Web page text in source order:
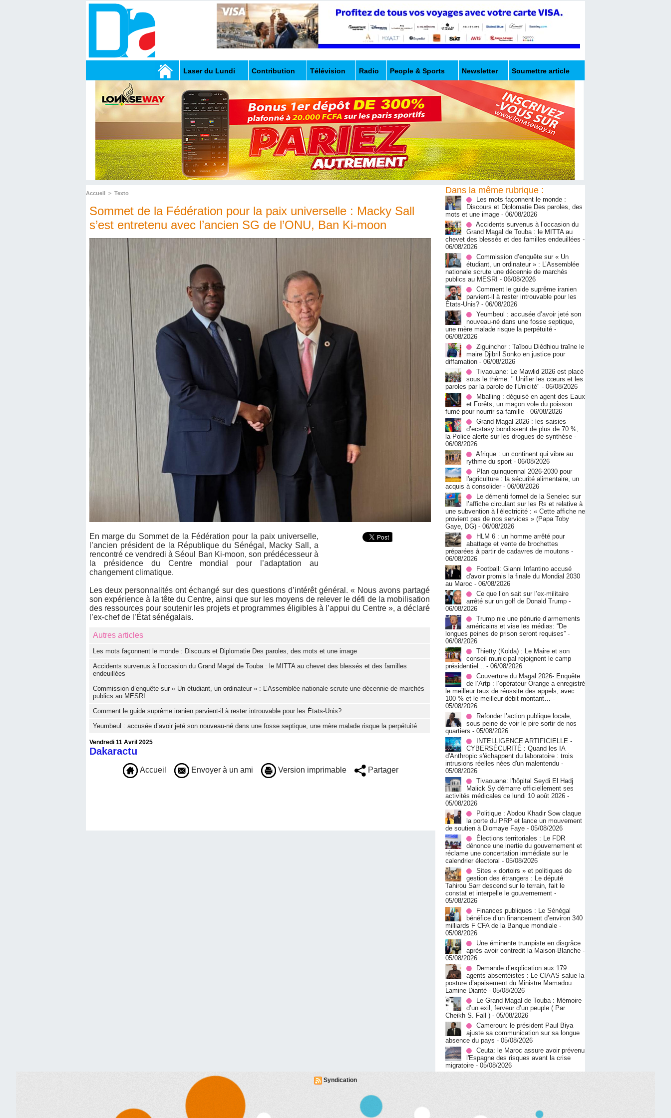
Laser du Lundi Contribution Télévision Radio People & Sports Newsletter Soumettre article
Accueil > Texto
Sommet de la Fédération pour la paix universelle : Macky Sall
s’est entretenu avec l’ancien SG de l’ONU, Ban Ki-moon
En marge du Sommet de la Fédération pour la paix universelle,
l’ancien président de la République du Sénégal, Macky Sall, a
rencontré ce vendredi à Séoul Ban Ki-moon, son prédécesseur à
la présidence du Centre mondial pour l’adaptation au
changement climatique.
Les deux personnalités ont échangé sur des questions d’intérêt général. « Nous avons partagé
son expérience à la tête du Centre, ainsi que sur les moyens de relever le défi de la mobilisation
des ressources pour soutenir les projets et programmes éligibles à l’appui du Centre », a déclaré
l’ex-chef de l’État sénégalais.
Autres articles
Les mots façonnent le monde : Discours et Diplomatie Des paroles, des mots et une image
Accidents survenus à l’occasion du Grand Magal de Touba : le MITTA au chevet des blessés et des familles
endeuillées
Commission d’enquête sur « Un étudiant, un ordinateur » : L’Assemblée nationale scrute une décennie de marchés
publics au MESRI
Comment le guide suprême iranien parvient-il à rester introuvable pour les États-Unis?
Yeumbeul : accusée d’avoir jeté son nouveau-né dans une fosse septique, une mère malade risque la perpétuité
Vendredi 11 Avril 2025
Dakaractu
Accueil Envoyer à un ami Version imprimable Partager
Dans la même rubrique :
Les mots façonnent le monde :
Discours et Diplomatie Des paroles, des
mots et une image - 06/08/2026
Accidents survenus à l’occasion du
Grand Magal de Touba : le MITTA au
chevet des blessés et des familles endeuillées -
06/08/2026
Commission d’enquête sur « Un
étudiant, un ordinateur » : L’Assemblée
nationale scrute une décennie de marchés
publics au MESRI - 06/08/2026
Comment le guide suprême iranien
parvient-il à rester introuvable pour les
États-Unis? - 06/08/2026
Yeumbeul : accusée d’avoir jeté son
nouveau-né dans une fosse septique,
une mère malade risque la perpétuité -
06/08/2026
Ziguinchor : Taïbou Diédhiou traîne le
maire Djibril Sonko en justice pour
diffamation - 06/08/2026
Tivaouane: Le Mawlid 2026 est placé
sous le thème: " Unifier les cœurs et les
paroles par la parole de l'Unicité" - 06/08/2026
Mballing : déguisé en agent des Eaux
et Forêts, un maçon vole du poisson
fumé pour nourrir sa famille - 06/08/2026
Grand Magal 2026 : les saisies
d’ecstasy bondissent de plus de 70 %,
la Police alerte sur les drogues de synthèse -
06/08/2026
Afrique : un continent qui vibre au
rythme du sport - 06/08/2026
Plan quinquennal 2026-2030 pour
l'agriculture : la sécurité alimentaire, un
acquis à consolider - 06/08/2026
Le démenti formel de la Senelec sur
l’affiche circulant sur les Rs et relative à
une subvention à l’électricité : « Cette affiche ne
provient pas de nos services » (Papa Toby
Gaye, DG) - 06/08/2026
HLM 6 : un homme arrêté pour
abattage et vente de brochettes
préparées à partir de cadavres de moutons -
06/08/2026
Football: Gianni Infantino accusé
d'avoir promis la finale du Mondial 2030
au Maroc - 06/08/2026
Ce que l’on sait sur l’ex-militaire
arrêté sur un golf de Donald Trump -
06/08/2026
Trump nie une pénurie d’armements
américains et vise les médias: “De
longues peines de prison seront requises” -
06/08/2026
‎Thietty (Kolda) : Le Maire et son
conseil municipal rejoignent le camp
présidentiel... - 06/08/2026
Couverture du Magal 2026- Enquête
de l’Artp : l’opérateur Orange a enregistré
le meilleur taux de réussite des appels, avec
100 % et le meilleur débit montant… -
05/08/2026
Refonder l’action publique locale,
sous peine de voir le pire sortir de nos
quartiers - 05/08/2026
INTELLIGENCE ARTIFICIELLE -
CYBERSÉCURITÉ : Quand les IA
d'Anthropic s'échappent du laboratoire : trois
intrusions réelles nées d'un malentendu -
05/08/2026
Tivaouane: l'hôpital Seydi El Hadj
Malick Sy démarre officiellement ses
activités médicales ce lundi 10 août 2026 -
05/08/2026
Politique : Abdou Khadir Sow claque
la porte du PRP et lance un mouvement
de soutien à Diomaye Faye - 05/08/2026
Élections territoriales : Le FDR
dénonce une inertie du gouvernement et
réclame une concertation immédiate sur le
calendrier électoral - 05/08/2026
Sites « dortoirs » et politiques de
gestion des étrangers : Le député
Tahirou Sarr descend sur le terrain, fait le
constat et interpelle le gouvernement -
05/08/2026
Finances publiques : Le Sénégal
bénéfice d’un financement d’environ 340
milliards F CFA de la Banque mondiale -
05/08/2026
Une éminente trumpiste en disgrâce
après avoir contredit la Maison-Blanche -
05/08/2026
Demande d’explication aux 179
agents absentéistes : Le CIAAS salue la
posture d’apaisement du Ministre Mamadou
Lamine Dianté - 05/08/2026
Le Grand Magal de Touba : Mémoire
d’un exil, ferveur d’un peuple ( Par
Cheikh S. Fall ) - 05/08/2026
Cameroun: le président Paul Biya
ajuste sa communication sur sa longue
absence du pays - 05/08/2026
Ceuta: le Maroc assure avoir prévenu
l'Espagne des risques avant la crise
migratoire - 05/08/2026
Syndication